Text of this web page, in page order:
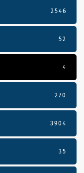
2546
52
4
270
3904
35